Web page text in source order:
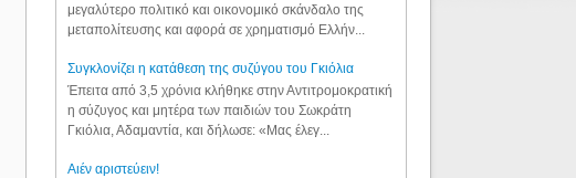
μεγαλύτερο πολιτικό και οικονομικό σκάνδαλο της
μεταπολίτευσης και αφορά σε χρηματισμό Ελλήν...
Συγκλονίζει η κατάθεση της συζύγου του Γκιόλια
Έπειτα από 3,5 χρόνια κλήθηκε στην Αντιτρομοκρατική
η σύζυγος και μητέρα των παιδιών του Σωκράτη
Γκιόλια, Αδαμαντία, και δήλωσε: «Μας έλεγ...
Aιέν αριστεύειν!